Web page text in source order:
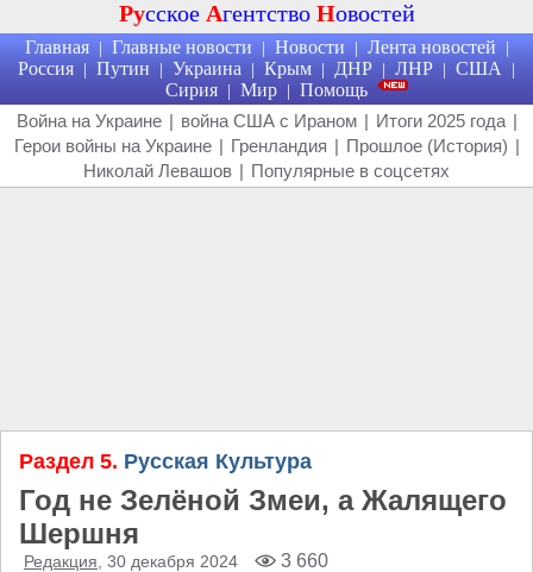
Русское Агентство Новостей
Главная | Главные новости | Новости | Лента новостей |
Россия | Путин | Украина | Крым | ДНР | ЛНР | США |
Сирия | Мир | Помощь
Война на Украине | война США с Ираном | Итоги 2025 года |
Герои войны на Украине | Гренландия | Прошлое (История) |
Николай Левашов | Популярные в соцсетях
Раздел 5. Русская Культура
Год не Зелёной Змеи, а Жалящего
Шершня
Редакция , 30 декабря 2024 3 660